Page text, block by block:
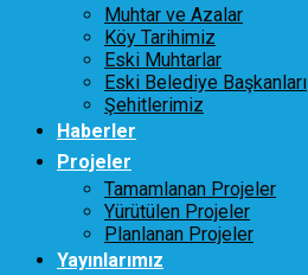
Muhtar ve Azalar
Köy Tarihimiz
Eski Muhtarlar
Eski Belediye Başkanları
Şehitlerimiz
Haberler
Projeler
Tamamlanan Projeler
Yürütülen Projeler
Planlanan Projeler
Yayınlarımız